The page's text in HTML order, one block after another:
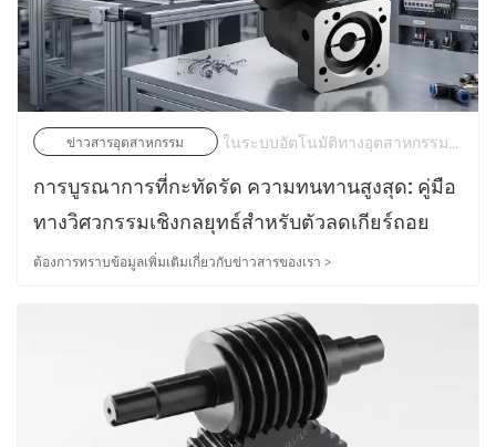
ข่าวสารอุตสาหกรรม ในระบบอัตโนมัติทางอุตสาหกรรมสมัยใหม่และระบบควบคุมการเคลื่อนไหวที่แม่นยำ ประสิทธิภาพการส่งสัญญาณ การออกแบบโครงสร้างที่กะทัดรัด และความน่าเชื่อถือในการโหลดเป็นปัจจัยสำคัญที่ส่งผลโดยตรงต่อประสิทธิภาพของเครื่องจักร | 19/05/2026
การบูรณาการที่กะทัดรัด ความทนทานสูงสุด: คู่มือ
ทางวิศวกรรมเชิงกลยุทธ์สำหรับตัวลดเกียร์ถอย
หลังแบบมุมขวา
ต้องการทราบข้อมูลเพิ่มเติมเกี่ยวกับข่าวสารของเรา >